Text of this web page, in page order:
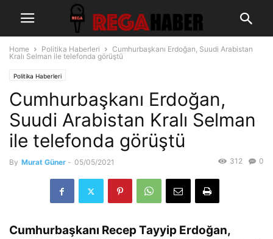
Home Politika Haberleri
Cumhurbaşkanı Erdoğan, Suudi Arabistan
Kralı Selman ile telefonda görüştü
Politika Haberleri
Cumhurbaşkanı Erdoğan,
Suudi Arabistan Kralı Selman
ile telefonda görüştü
By Murat Güner - 05/05/2021 0
312
Cumhurbaşkanı Recep Tayyip Erdoğan,